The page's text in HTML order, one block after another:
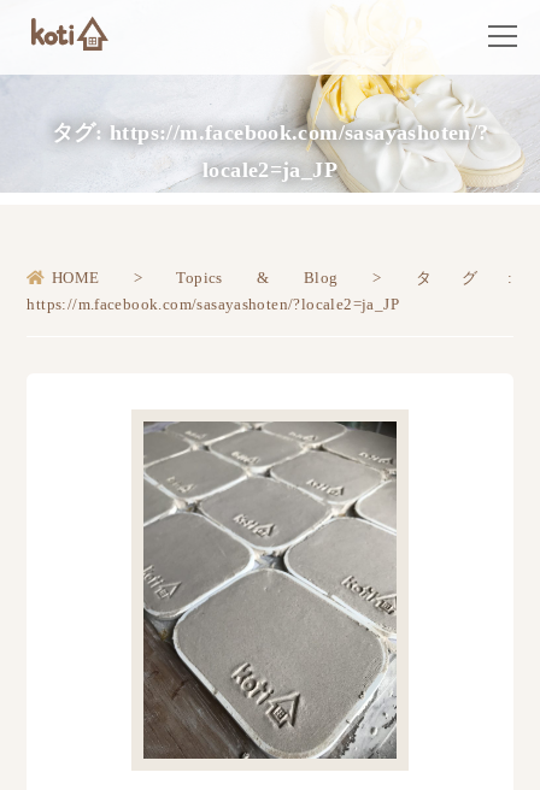
タグ:https://m.facebook.com/sasayashoten/?
locale2=ja_JP
HOME >Topics & Blog >
タグ:
https://m.facebook.com/sasayashoten/?locale2=ja_JP